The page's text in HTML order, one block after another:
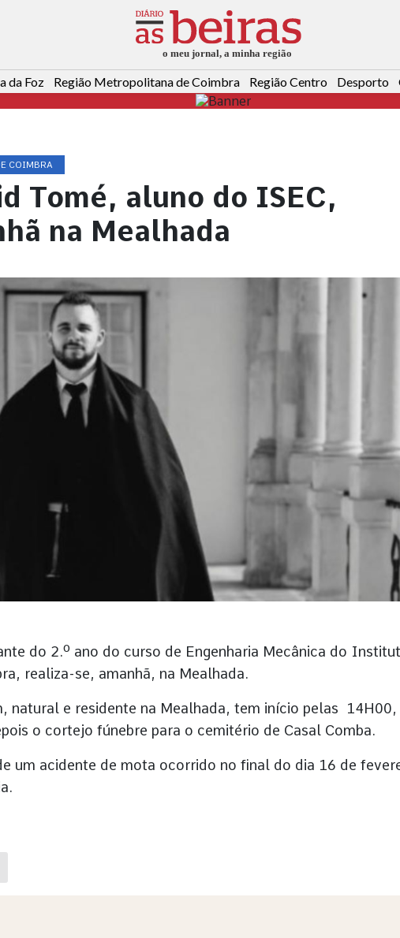
da Foz Região Metropolitana de Coimbra Região Centro Desporto
COIMBRA
Tomé, aluno do ISEC,
na Mealhada
do 2.º ano do curso de Engenharia Mecânica do
realiza-se, amanhã, na Mealhada.
natural e residente na Mealhada, tem início pelas 14H00,
o cortejo fúnebre para o cemitério de Casal Comba.
um acidente de mota ocorrido no final do dia 16 de